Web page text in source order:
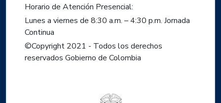
Horario de Atención Presencial:
Lunes a viernes de 8:30 a.m. – 4:30 p.m. Jornada
Continua
©Copyright 2021 - Todos los derechos
reservados Gobierno de Colombia